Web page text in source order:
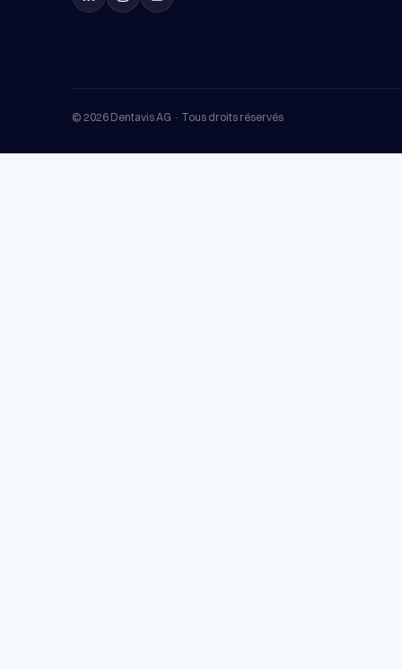
© 2026 Dentavis AG · Tous droits réservés